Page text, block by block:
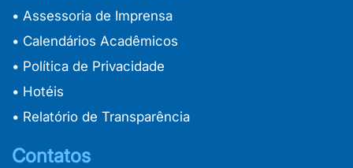
• Assessoria de Imprensa
• Calendários Acadêmicos
• Política de Privacidade
• Hotéis
• Relatório de Transparência
Contatos